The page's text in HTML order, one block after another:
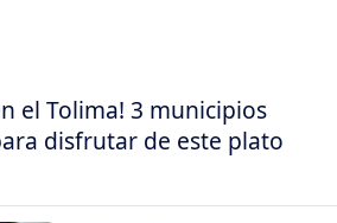
el Tolima! 3 municipios
disfrutar de este plato